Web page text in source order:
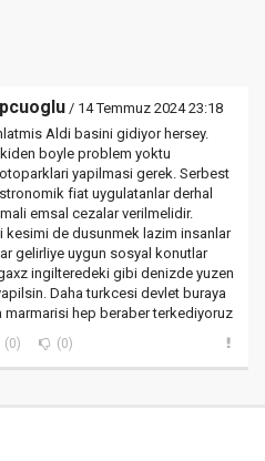
/ 14 Temmuz 2024 23:18
Aldi basini gidiyor hersey.
boyle problem yoktu
yapilmasi gerek. Serbest
fiat uygulatanlar derhal
emsal cezalar verilmelidir.
kesimi de dusunmek lazim insanlar
gelirliye uygun sosyal konutlar
ingilteredeki gibi denizde yuzen
Daha turkcesi devlet buraya
marmarisi hep beraber terkediyoruz
(0) (0)